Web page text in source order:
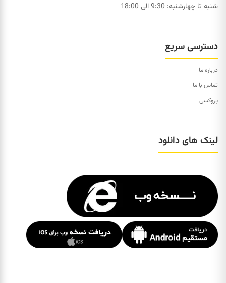
شنبه تا چهارشنبه: 9:30 الی 18:00
دسترسی سریع
درباره ما
تماس با ما
پروکسی
لینک های دانلود